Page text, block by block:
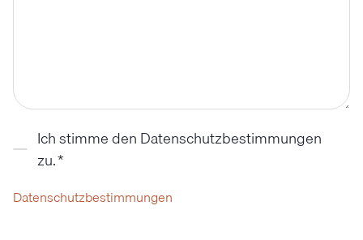
Ich stimme den Datenschutzbestimmungen
zu.*
Datenschutzbestimmungen